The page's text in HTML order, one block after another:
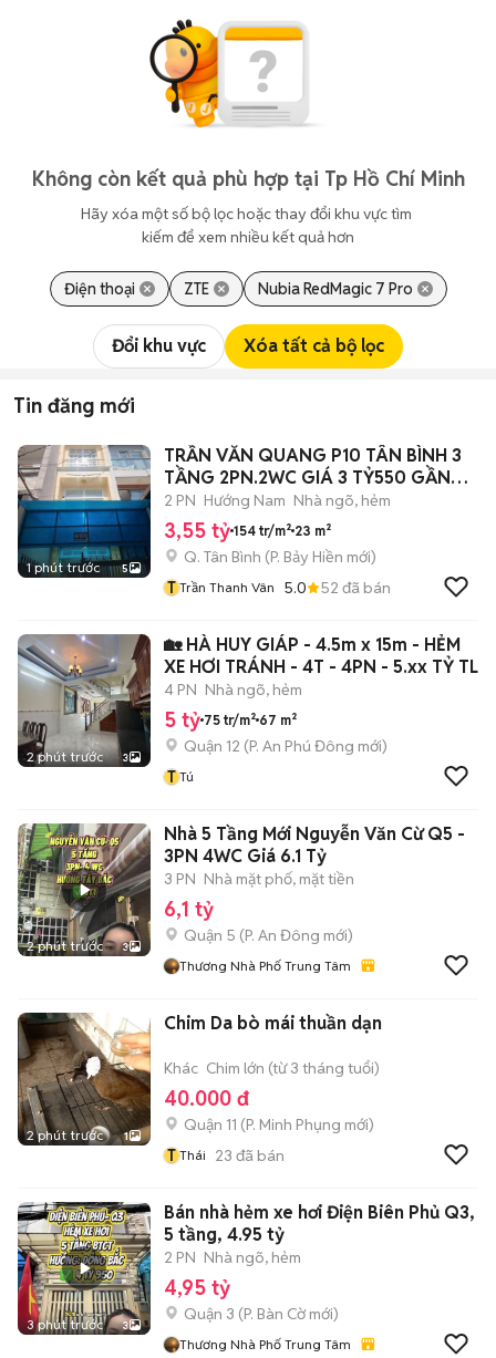
Không còn kết quả phù hợp tại Tp Hồ Chí Minh
Hãy xóa một số bộ lọc hoặc thay đổi khu vực tìm
kiếm để xem nhiều kết quả hơn
Điện thoại ZTE Nubia RedMagic 7 Pro
Đổi khu vực Xóa tất cả bộ lọc
Tin đăng mới
1 phút trước 5
TRẦN VĂN QUANG P10 TÂN BÌNH 3
TẦNG 2PN.2WC GIÁ 3 TỶ550 GẦN
CHỢ
2 PN Hướng Nam Nhà ngõ, hẻm
3,55 tỷ 154 tr/m² 23 m²
Q. Tân Bình (P. Bảy Hiền mới)
T Trần Thanh Vân 5.0 52 đã bán
2 phút trước 3
🏡 HÀ HUY GIÁP - 4.5m x 15m - HẺM
XE HƠI TRÁNH - 4T - 4PN - 5.xx TỶ TL
4 PN Nhà ngõ, hẻm
5 tỷ 75 tr/m² 67 m²
Quận 12 (P. An Phú Đông mới)
T Tú
2 phút trước 3
Nhà 5 Tầng Mới Nguyễn Văn Cừ Q5 -
3PN 4WC Giá 6.1 Tỷ
3 PN Nhà mặt phố, mặt tiền
6,1 tỷ
Quận 5 (P. An Đông mới)
Thương Nhà Phố Trung Tâm
2 phút trước 1
Chim Da bò mái thuần dạn
Khác Chim lớn (từ 3 tháng tuổi)
40.000 đ
Quận 11 (P. Minh Phụng mới)
T Thái 23 đã bán
3 phút trước 3
Bán nhà hẻm xe hơi Điện Biên Phủ Q3,
5 tầng, 4.95 tỷ
2 PN Nhà ngõ, hẻm
4,95 tỷ
Quận 3 (P. Bàn Cờmới)
Thương Nhà Phố Trung Tâm